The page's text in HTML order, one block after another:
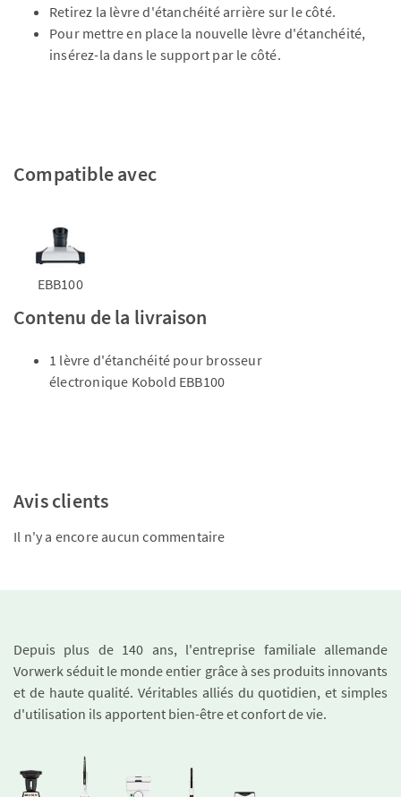
Retirez la lèvre d'étanchéité arrière sur le côté.
Pour mettre en place la nouvelle lèvre d'étanchéité,
insérez-la dans le support par le côté.
Compatible avec
EBB100
Contenu de la livraison
1 lèvre d'étanchéité pour brosseur
électronique Kobold EBB100
Avis clients
Il n'y a encore aucun commentaire
Depuis plus de 140 ans, l'entreprise familiale allemande
Vorwerk séduit le monde entier grâce à ses produits innovants
et de haute qualité. Véritables alliés du quotidien, et simples
d'utilisation ils apportent bien-être et confort de vie.